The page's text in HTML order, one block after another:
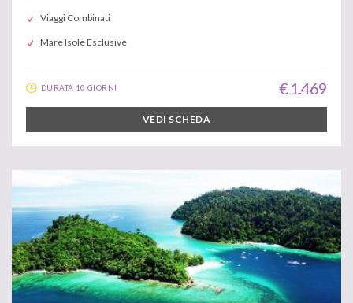
Viaggi Combinati
Mare Isole Esclusive
DURATA 10 GIORNI € 1.469
VEDI SCHEDA